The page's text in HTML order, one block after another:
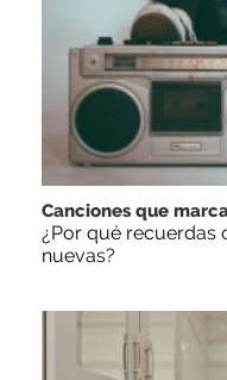
Canciones que
¿Por qué recuerdas
nuevas?